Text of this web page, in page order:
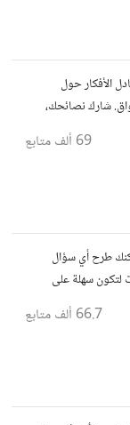
الأفكار حول
شارك نصائحك،
69 ألف متابع
طرح أي سؤال
لتكون سهلة على
66.7 ألف متابع